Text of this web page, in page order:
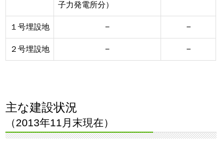
子力発電所分）
１号埋設地 − −
２号埋設地 − −
主な建設状況
（2013年11月末現在）